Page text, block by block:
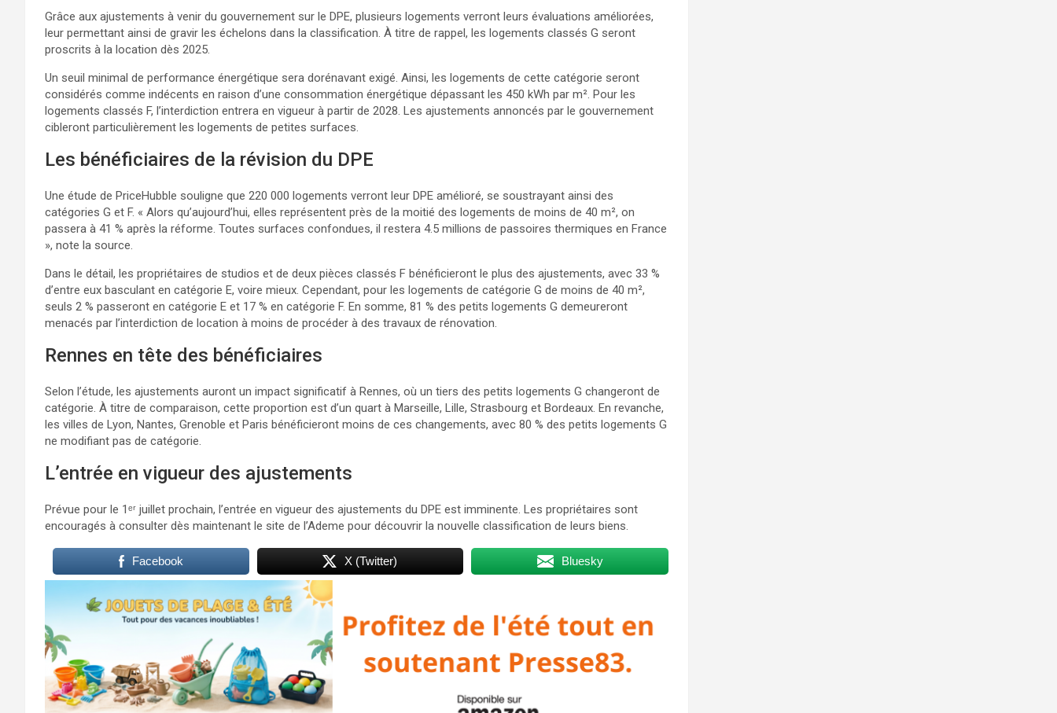
Grâce aux ajustements à venir du gouvernement sur le DPE, plusieurs logements verront leurs évaluations améliorées,
leur permettant ainsi de gravir les échelons dans la classification. À titre de rappel, les logements classés G seront
proscrits à la location dès 2025.
Un seuil minimal de performance énergétique sera dorénavant exigé. Ainsi, les logements de cette catégorie seront
considérés comme indécents en raison d’une consommation énergétique dépassant les 450 kWh par m². Pour les
logements classés F, l’interdiction entrera en vigueur à partir de 2028. Les ajustements annoncés par le gouvernement
cibleront particulièrement les logements de petites surfaces.
Les bénéficiaires de la révision du DPE
Une étude de PriceHubble souligne que 220 000 logements verront leur DPE amélioré, se soustrayant ainsi des
catégories G et F. « Alors qu’aujourd’hui, elles représentent près de la moitié des logements de moins de 40 m², on
passera à 41 % après la réforme. Toutes surfaces confondues, il restera 4.5 millions de passoires thermiques en France
», note la source.
Dans le détail, les propriétaires de studios et de deux pièces classés F bénéficieront le plus des ajustements, avec 33 %
d’entre eux basculant en catégorie E, voire mieux. Cependant, pour les logements de catégorie G de moins de 40 m²,
seuls 2 % passeront en catégorie E et 17 % en catégorie F. En somme, 81 % des petits logements G demeureront
menacés par l’interdiction de location à moins de procéder à des travaux de rénovation.
Rennes en tête des bénéficiaires
Selon l’étude, les ajustements auront un impact significatif à Rennes, où un tiers des petits logements G changeront de
catégorie. À titre de comparaison, cette proportion est d’un quart à Marseille, Lille, Strasbourg et Bordeaux. En revanche,
les villes de Lyon, Nantes, Grenoble et Paris bénéficieront moins de ces changements, avec 80 % des petits logements G
ne modifiant pas de catégorie.
L’entrée en vigueur des ajustements
Prévue pour le 1ᵉʳ juillet prochain, l’entrée en vigueur des ajustements du DPE est imminente. Les propriétaires sont
encouragés à consulter dès maintenant le site de l’Ademe pour découvrir la nouvelle classification de leurs biens.
Facebook X (Twitter) Bluesky